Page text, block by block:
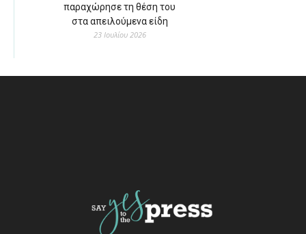
παραχώρησε τη θέση του
στα απειλούμενα είδη
23 Ιουλίου 2026